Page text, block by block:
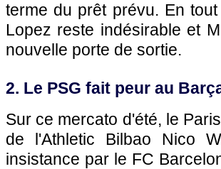
terme du prêt prévu. En
Lopez reste indésirable et
nouvelle porte de sortie.
2. Le PSG fait peur au
Sur ce mercato d'été, le
de l'Athletic Bilbao Nico
insistance par le FC